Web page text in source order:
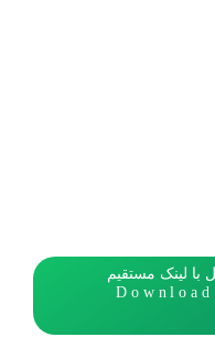
با لینک مستقیم
Download